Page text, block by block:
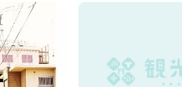
催のアメリカン
ト、カナディ
イクルなど豊